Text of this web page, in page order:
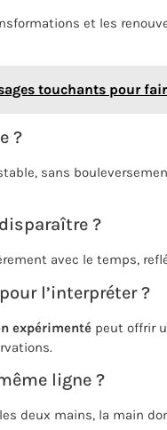
et les
touchants pour
?
sans
?
avec le temps,
l’interpréter ?
expérimenté peut offrir
ligne ?
deux mains, la main